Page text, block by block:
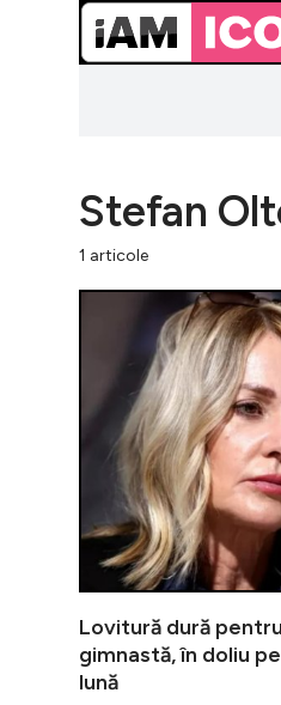
Stefan
1 articole
Lovitură dură
gimnastă, în doliu
lună